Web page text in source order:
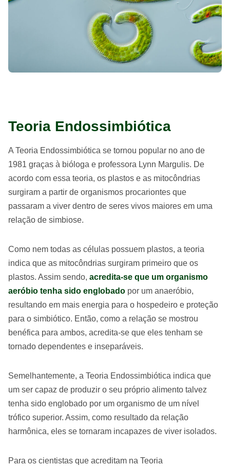
Teoria Endossimbiótica
A Teoria Endossimbiótica se tornou popular no ano de
1981 graças à bióloga e professora Lynn Margulis. De
acordo com essa teoria, os plastos e as mitocôndrias
surgiram a partir de organismos procariontes que
passaram a viver dentro de seres vivos maiores em uma
relação de simbiose.
Como nem todas as células possuem plastos, a teoria
indica que as mitocôndrias surgiram primeiro que os
plastos. Assim sendo, acredita-se que um organismo
aeróbio tenha sido englobado por um anaeróbio,
resultando em mais energia para o hospedeiro e proteção
para o simbiótico. Então, como a relação se mostrou
benéfica para ambos, acredita-se que eles tenham se
tornado dependentes e inseparáveis.
Semelhantemente, a Teoria Endossimbiótica indica que
um ser capaz de produzir o seu próprio alimento talvez
tenha sido englobado por um organismo de um nível
trófico superior. Assim, como resultado da relação
harmônica, eles se tornaram incapazes de viver isolados.
Para os cientistas que acreditam na Teoria